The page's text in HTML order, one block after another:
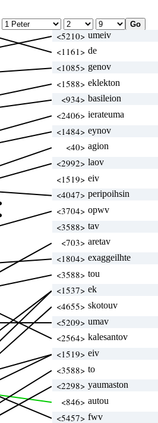
<5210> umeiv
<1161> de
<1085> genov
<1588> eklekton
<934> basileion
<2406> ierateuma
<1484> eynov
<40> agion
<2992> laov
<1519> eiv
<4047> peripoihsin
<3704> opwv
<3588> tav
<703> aretav
<1804> exaggeilhte
<3588> tou
<1537> ek
<4655> skotouv
<5209> umav
<2564> kalesantov
<1519> eiv
<3588> to
<2298> yaumaston
<846> autou
<5457> fwv